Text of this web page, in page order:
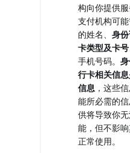
构向你提供
支付机构可
的姓名、 身
卡类型及卡号
手机号码。
行卡相关信
信息 ，这些
能所必需的
供将导致你
能，但不影
正常使用。